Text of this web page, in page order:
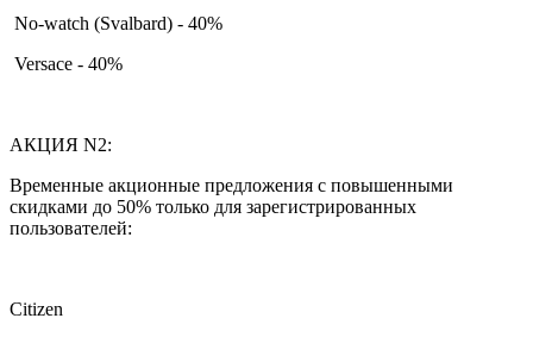
No-watch (Svalbard) - 40%
Versace - 40%
АКЦИЯ N2:
Временные акционные предложения с повышенными
скидками до 50% только для зарегистрированных
пользователей:
Citizen